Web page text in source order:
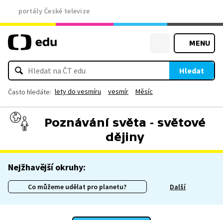
portály České televize
MENU
Hledat
Často hledáte: lety do vesmíru vesmír Měsíc
Poznávání světa - světové
dějiny
Nejžhavější okruhy:
Co můžeme udělat pro planetu? Další